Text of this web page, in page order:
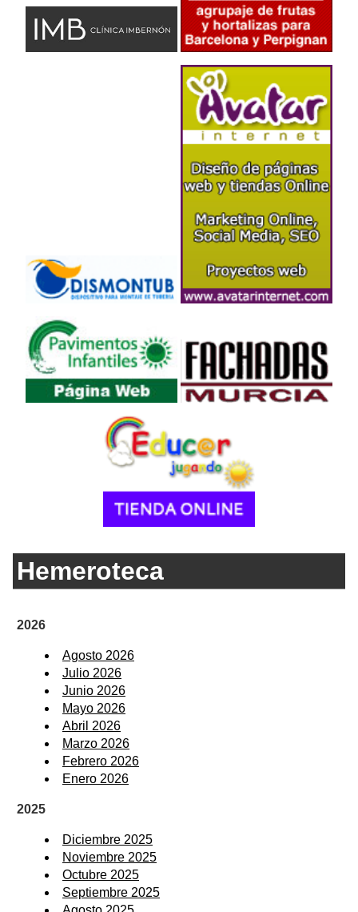
Hemeroteca
2026
Agosto 2026
Julio 2026
Junio 2026
Mayo 2026
Abril 2026
Marzo 2026
Febrero 2026
Enero 2026
2025
Diciembre 2025
Noviembre 2025
Octubre 2025
Septiembre 2025